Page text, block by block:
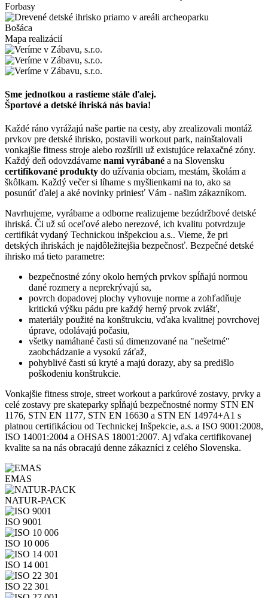
Forbasy
Bošáca
Mapa realizácií
Sme jednotkou a rastieme stále ďalej.
Športové a detské ihriská nás bavia!
Každé ráno vyrážajú naše partie na cesty, aby zrealizovali montáž
prvkov pre detské ihrisko, postavili workout park, nainštalovali
vonkajšie fitness stroje alebo rozšírili už existujúce relaxačné zóny.
Každý deň odovzdávame nami vyrábané a na Slovensku
certifikované produkty do užívania obciam, mestám, školám a
škôlkam. Každý večer si líhame s myšlienkami na to, ako sa
posunúť ďalej a aké novinky priniesť Vám - našim zákazníkom.
Navrhujeme, vyrábame a odborne realizujeme bezúdržbové detské
ihriská. Či už sú oceľové alebo nerezové, ich kvalitu potvrdzuje
certifikát vydaný Technickou inšpekciou a.s.. Vieme, že pri
detských ihriskách je najdôležitejšia bezpečnosť. Bezpečné detské
ihrisko má tieto parametre:
bezpečnostné zóny okolo herných prvkov spĺňajú normou
dané rozmery a neprekrývajú sa,
povrch dopadovej plochy vyhovuje norme a zohľadňuje
kritickú výšku pádu pre každý herný prvok zvlášť,
materiály použité na konštrukciu, vďaka kvalitnej povrchovej
úprave, odolávajú počasiu,
všetky namáhané časti sú dimenzované na "nešetrné"
zaobchádzanie a vysokú záťaž,
pohyblivé časti sú kryté a majú dorazy, aby sa predišlo
poškodeniu konštrukcie.
Vonkajšie fitness stroje, street workout a parkúrové zostavy, prvky a
celé zostavy pre skateparky spĺňajú bezpečnostné normy STN EN
1176, STN EN 1177, STN EN 16630 a STN EN 14974+A1 s
platnou certifikáciou od Technickej Inšpekcie, a.s. a ISO 9001:2008,
ISO 14001:2004 a OHSAS 18001:2007. Aj vďaka certifikovanej
kvalite sa na nás obracajú denne zákazníci z celého Slovenska.
EMAS
NATUR-PACK
ISO 9001
ISO 10 006
ISO 14 001
ISO 22 301